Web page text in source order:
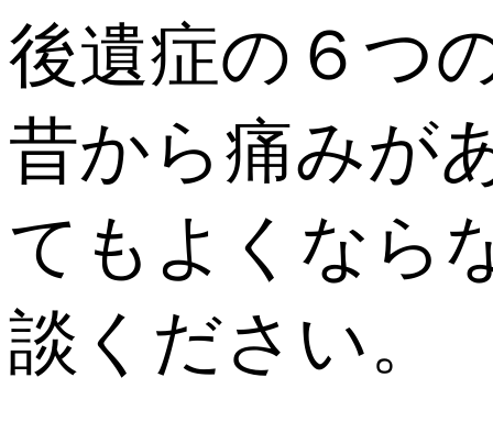
後遺症の６つ
昔から痛みが
てもよくなら
談ください。